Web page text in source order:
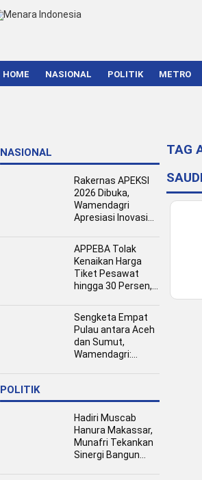
HOME NASIONAL POLITIK METRO
NASIONAL
Rakernas APEKSI
2026 Dibuka,
Wamendagri
Apresiasi Inovasi
APPEBA Tolak
Kenaikan Harga
Tiket Pesawat
hingga 30 Persen,
Umrah
Sengketa Empat
Pulau antara Aceh
dan Sumut,
Wamendagri:
POLITIK
Hadiri Muscab
Hanura Makassar,
Munafri Tekankan
Sinergi Bangun
TAG